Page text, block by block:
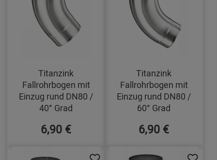
Titanzink
Fallrohrbogen mit
Einzug rund DN80 /
40° Grad
6,90 €
Titanzink
Fallrohrbogen mit
Einzug rund DN80 /
60° Grad
6,90 €